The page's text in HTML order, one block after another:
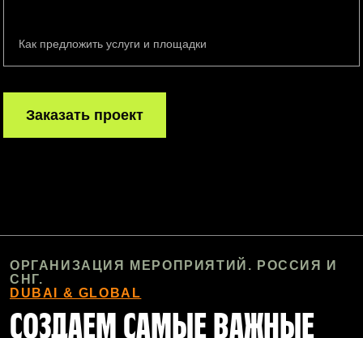
Как предложить услуги и площадки
Заказать проект
ОРГАНИЗАЦИЯ МЕРОПРИЯТИЙ. РОССИЯ И
СНГ.
DUBAI & GLOBAL
СОЗДАЕМ САМЫЕ ВАЖНЫЕ